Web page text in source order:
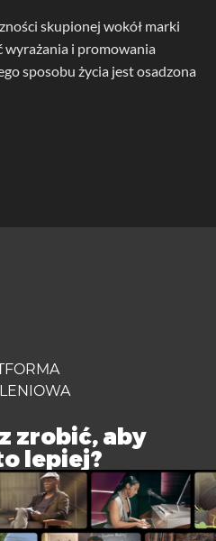
skupionej wokół marki
i promowania
sposobu życia jest osadzona
zrobić, aby
lepiej?